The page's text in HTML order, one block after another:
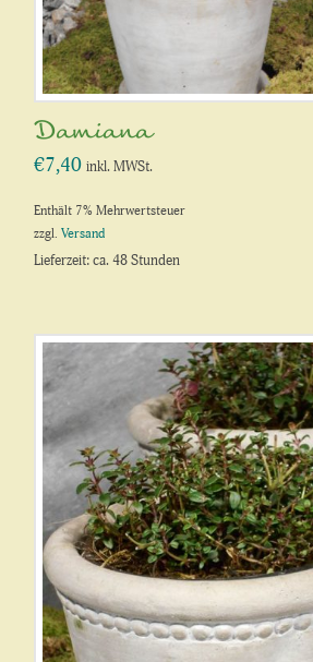
Damiana
€7,40 inkl. MWSt.
Enthält 7% Mehrwertsteuer
zzgl.Versand
Lieferzeit: ca. 48 Stunden